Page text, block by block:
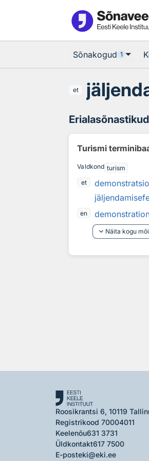
Sõnakogud 1
et
Erialasõnastikud
Turismi
Valdkond turism
et
en
keyboard_arrow_down Näita kogu
Roosikrantsi 6, 10119
Registrikood 70004011
Keelenõu631 3731
Üldkontakt617 7500
E-posteki@eki.ee